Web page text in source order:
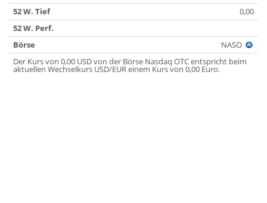
52 W. Tief
0,00
52 W. Perf.
Börse
NASO
Der Kurs von 0,00 USD von der Börse Nasdaq OTC entspricht beim
aktuellen Wechselkurs USD/EUR einem Kurs von 0,00 Euro.